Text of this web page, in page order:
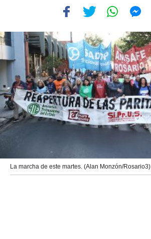
La marcha de este martes. (Alan Monzón/Rosario3)